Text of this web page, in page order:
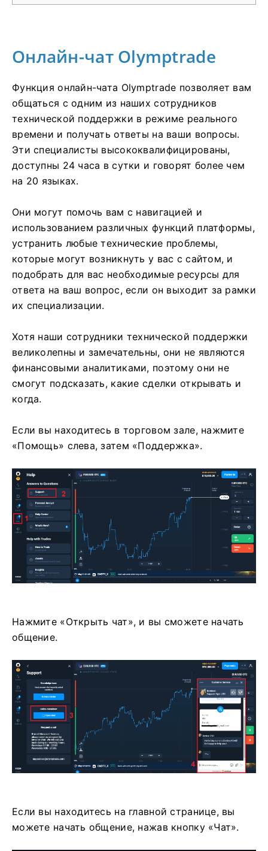
Онлайн-чат Olymptrade
Функция онлайн-чата Olymptrade позволяет вам
общаться с одним из наших сотрудников
технической поддержки в режиме реального
времени и получать ответы на ваши вопросы.
Эти специалисты высококвалифицированы,
доступны 24 часа в сутки и говорят более чем
на 20 языках.
Они могут помочь вам с навигацией и
использованием различных функций платформы,
устранить любые технические проблемы,
которые могут возникнуть у вас с сайтом, и
подобрать для вас необходимые ресурсы для
ответа на ваш вопрос, если он выходит за рамки
их специализации.
Хотя наши сотрудники технической поддержки
великолепны и замечательны, они не являются
финансовыми аналитиками, поэтому они не
смогут подсказать, какие сделки открывать и
когда.
Если вы находитесь в торговом зале, нажмите
«Помощь» слева, затем «Поддержка».
Нажмите «Открыть чат», и вы сможете начать
общение.
Если вы находитесь на главной странице, вы
можете начать общение, нажав кнопку «Чат».